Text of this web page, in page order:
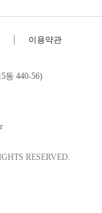
이용약관
동 440-56)
RESERVED.